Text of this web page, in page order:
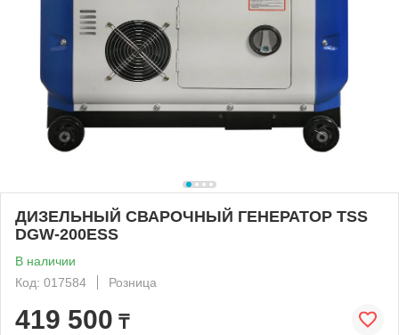
ДИЗЕЛЬНЫЙ СВАРОЧНЫЙ ГЕНЕРАТОР TSS
DGW-200ESS
В наличии
Код: 017584
Розница
419 500 ₸